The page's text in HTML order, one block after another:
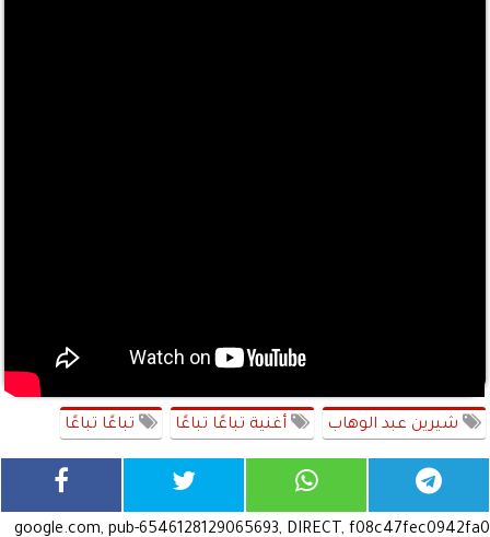
شيرين عبد الوهاب أغنية تباعًا تباعًا تباعًا تباعًا
google.com, pub-6546128129065693, DIRECT, f08c47fec0942fa0